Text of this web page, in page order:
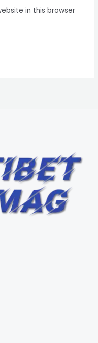
in this browser